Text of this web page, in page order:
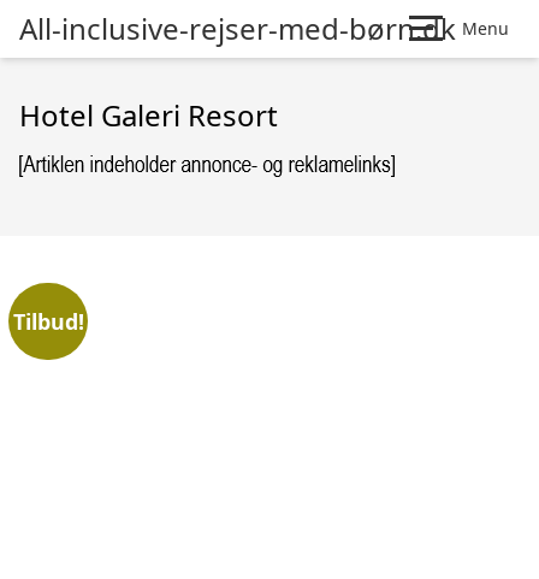
All-inclusive-rejser-med-børn.dk Menu
Hotel Galeri Resort
Tilbud!